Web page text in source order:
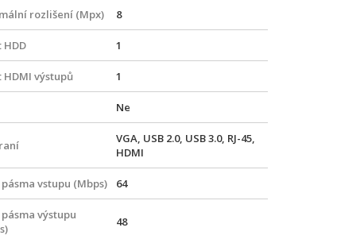
rozlišení (Mpx) 8
HDD 1
HDMI výstupů 1
Ne
VGA, USB 2.0, USB 3.0, RJ-45,
HDMI
vstupu (Mbps) 64
výstupu
48